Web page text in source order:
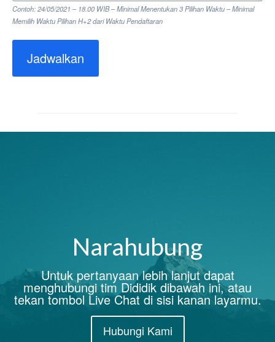
Contoh: 24/05/2021 – 18.00 WIB – Minimal Menentukan 3 Pilihan Waktu – Minimal
Memilih Waktu Pilihan H+2 dari Waktu Pendaftaran
Jadwalkan
Narahubung
Untuk pertanyaan lebih lanjut dapat
menghubungi tim Dididik dibawah ini, atau
tekan tombol Live Chat di sisi kanan layarmu.
Hubungi Kami